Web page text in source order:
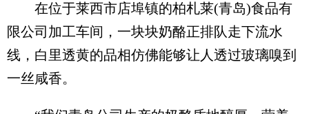
在位于莱西市店埠镇的柏札莱(青岛)食品有
限公司加工车间，一块块奶酪正排队走下流水
线，白里透黄的品相仿佛能够让人透过玻璃嗅到
一丝咸香。